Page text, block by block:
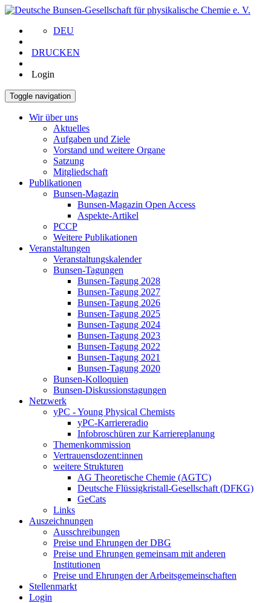
DEU
DRUCKEN
Login
Toggle navigation
Wir über uns
Aktuelles
Aufgaben und Ziele
Vorstand und weitere Organe
Satzung
Mitgliedschaft
Publikationen
Bunsen-Magazin
Bunsen-Magazin Open Access
Aspekte-Artikel
PCCP
Weitere Publikationen
Veranstaltungen
Veranstaltungskalender
Bunsen-Tagungen
Bunsen-Tagung 2028
Bunsen-Tagung 2027
Bunsen-Tagung 2026
Bunsen-Tagung 2025
Bunsen-Tagung 2024
Bunsen-Tagung 2023
Bunsen-Tagung 2022
Bunsen-Tagung 2021
Bunsen-Tagung 2020
Bunsen-Kolloquien
Bunsen-Diskussionstagungen
Netzwerk
yPC - Young Physical Chemists
yPC-Karriereradio
Infobroschüren zur Karriereplanung
Themenkommission
Vertrauensdozent:innen
weitere Strukturen
AG Theoretische Chemie (AGTC)
Deutsche Flüssigkristall-Gesellschaft (DFKG)
GeCats
Links
Auszeichnungen
Ausschreibungen
Preise und Ehrungen der DBG
Preise und Ehrungen gemeinsam mit anderen
Institutionen
Preise und Ehrungen der Arbeitsgemeinschaften
Stellenmarkt
Login